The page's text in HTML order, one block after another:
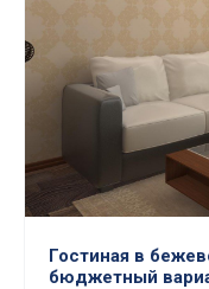
Гостиная в
бюджетный